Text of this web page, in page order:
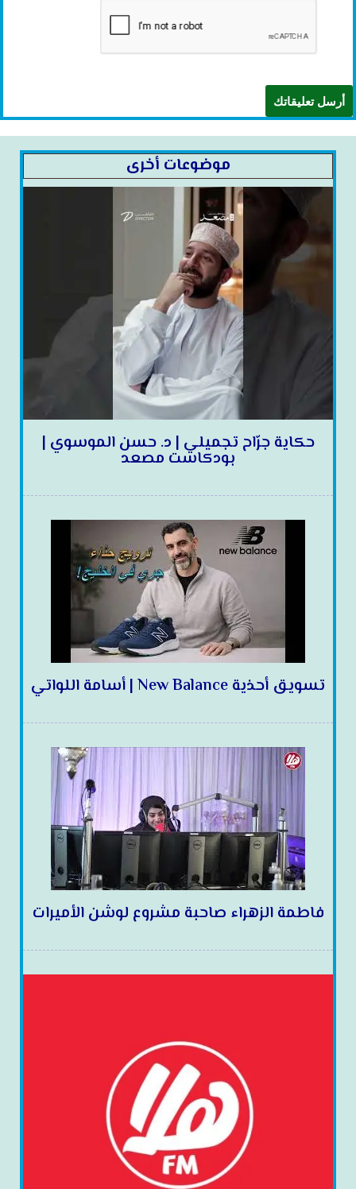
موضوعات أخرى
حكاية جرّاح تجميلي | د. حسن الموسوي |
بودكاست مصعد
تسويق أحذية New Balance | أسامة اللواتي
فاطمة الزهراء صاحبة مشروع لوشن الأميرات